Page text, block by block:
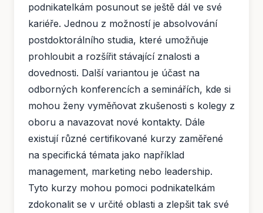
podnikatelkám posunout se ještě dál ve své
kariéře. Jednou z možností je absolvování
postdoktorálního studia, které umožňuje
prohloubit a rozšířit stávající znalosti a
dovednosti. Další variantou je účast na
odborných konferencích a seminářích, kde si
mohou ženy vyměňovat zkušenosti s kolegy z
oboru a navazovat nové kontakty. Dále
existují různé certifikované kurzy zaměřené
na specifická témata jako například
management, marketing nebo leadership.
Tyto kurzy mohou pomoci podnikatelkám
zdokonalit se v určité oblasti a zlepšit tak své